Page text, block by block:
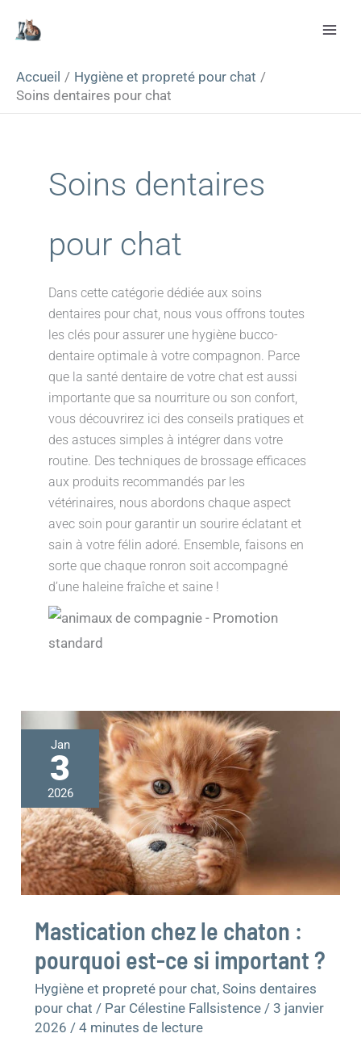
Accueil
Hygiène et propreté pour chat
Soins dentaires pour chat
Soins dentaires
pour chat
Dans cette catégorie dédiée aux soins
dentaires pour chat, nous vous offrons toutes
les clés pour assurer une hygiène bucco-
dentaire optimale à votre compagnon. Parce
que la santé dentaire de votre chat est aussi
importante que sa nourriture ou son confort,
vous découvrirez ici des conseils pratiques et
des astuces simples à intégrer dans votre
routine. Des techniques de brossage efficaces
aux produits recommandés par les
vétérinaires, nous abordons chaque aspect
avec soin pour garantir un sourire éclatant et
sain à votre félin adoré. Ensemble, faisons en
sorte que chaque ronron soit accompagné
d’une haleine fraîche et saine !
Jan
3
2026
Mastication chez le chaton :
pourquoi est-ce si important ?
Hygiène et propreté pour chat,Soins dentaires
pour chat / Par Célestine Fallsistence /3 janvier
2026 /4 minutes de lecture
Mastication
chez
le
chaton
:
pourquoi
est-
ce
si
important
?